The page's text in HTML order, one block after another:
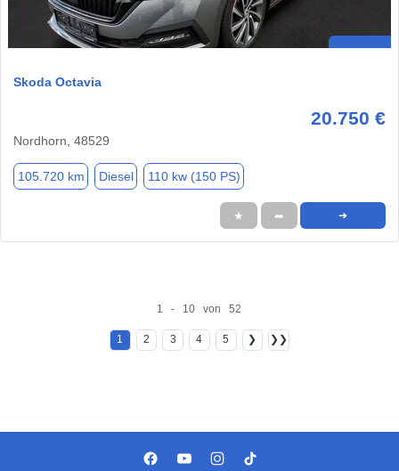
Skoda Octavia
20.750 €
Nordhorn, 48529
105.720 km Diesel 110 kw (150 PS)
★ ➦ ➜
1 - 10 von 52
1 2 3 4 5 ❯ ❯❯